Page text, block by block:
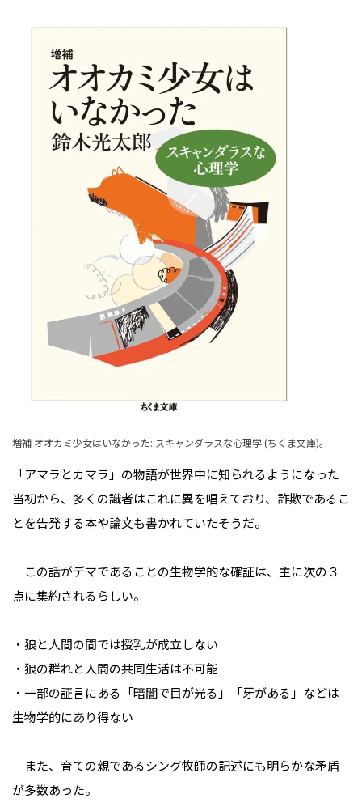
増補 オオカミ少女はいなかった: スキャンダラスな心理学 (ちくま文庫)。
「アマラとカマラ」の物語が世界中に知られるようになった
当初から、多くの識者はこれに異を唱えており、詐欺であるこ
とを告発する本や論文も書かれていたそうだ。
この話がデマであることの生物学的な確証は、主に次の３
点に集約されるらしい。
・狼と人間の間では授乳が成立しない
・狼の群れと人間の共同生活は不可能
・一部の証言にある「暗闇で目が光る」「牙がある」などは
生物学的にあり得ない
また、育ての親であるシング牧師の記述にも明らかな矛盾
が多数あった。